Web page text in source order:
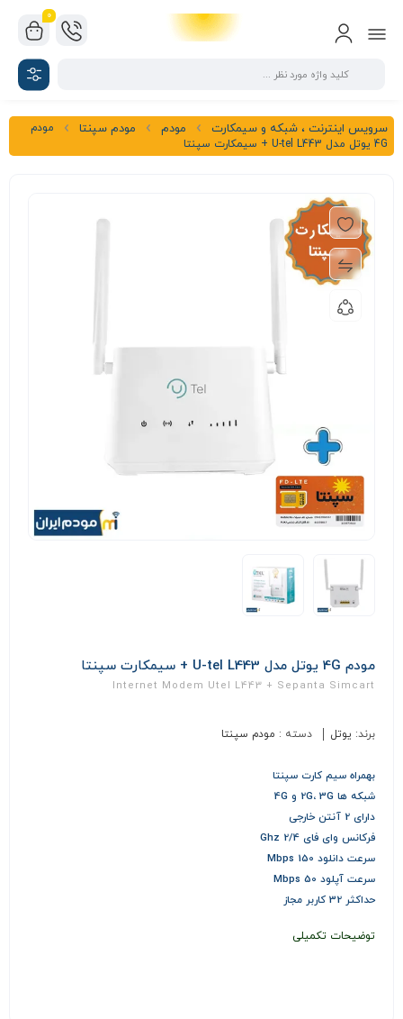
0
سرویس اینترنت ، شبکه و سیمکارت مودم مودم سپنتا
مودم
4G یوتل مدل U-tel L443 + سیمکارت سپنتا
مودم 4G یوتل مدل U-tel L443 + سیمکارت سپنتا
Internet Modem Utel L443 + Sepanta Simcart
برند: یوتل دسته : مودم سپنتا
بهمراه سیم کارت سپنتا
شبکه ها 2G، 3G و 4G
دارای 2 آنتن خارجی
فرکانس وای فای 2/4 Ghz
سرعت دانلود 150 Mbps
سرعت آپلود 50 Mbps
حداکثر 32 کاربر مجاز
توضیحات تکمیلی